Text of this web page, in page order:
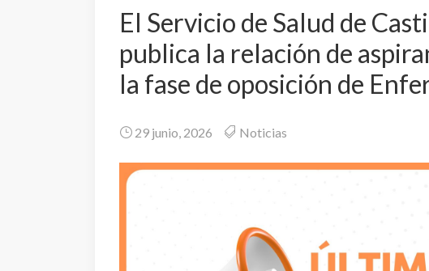
El Servicio de Salud de
publica la relación de
la fase de oposición de
29 junio, 2026 Noticias